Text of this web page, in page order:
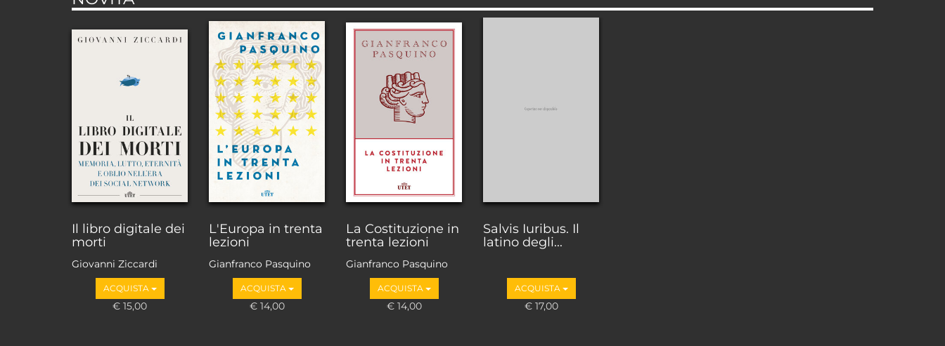
Il libro digitale dei
morti
Giovanni Ziccardi
ACQUISTA
€ 15,00
L'Europa in trenta
lezioni
Gianfranco Pasquino
ACQUISTA
€ 14,00
La Costituzione in
trenta lezioni
Gianfranco Pasquino
ACQUISTA
€ 14,00
Salvis Iuribus. Il
latino degli...
ACQUISTA
€ 17,00